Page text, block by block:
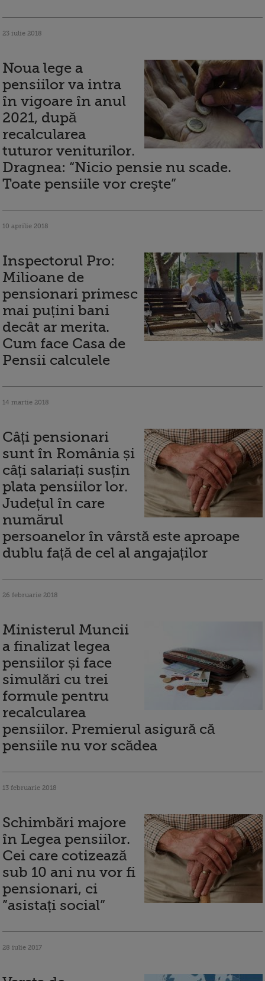
23 iulie 2018
Noua lege a
pensiilor va intra
în vigoare în anul
2021, după
recalcularea
tuturor veniturilor.
Dragnea: “Nicio pensie nu scade.
Toate pensiile vor creşte”
10 aprilie 2018
Inspectorul Pro:
Milioane de
pensionari primesc
mai puțini bani
decât ar merita.
Cum face Casa de
Pensii calculele
14 martie 2018
Câți pensionari
sunt în România și
câți salariați susțin
plata pensiilor lor.
Județul în care
numărul
persoanelor în vârstă este aproape
dublu față de cel al angajaților
26 februarie 2018
Ministerul Muncii
a finalizat legea
pensiilor și face
simulări cu trei
formule pentru
recalcularea
pensiilor. Premierul asigură că
pensiile nu vor scădea
13 februarie 2018
Schimbări majore
în Legea pensiilor.
Cei care cotizează
sub 10 ani nu vor fi
pensionari, ci
”asistați social”
28 iulie 2017